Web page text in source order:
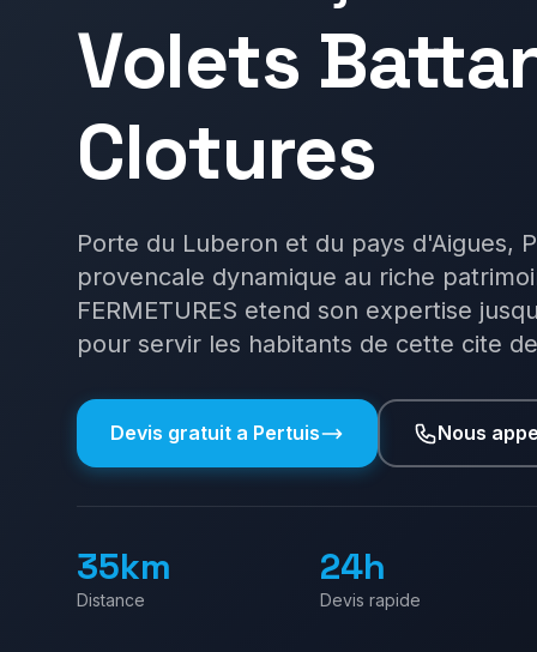
Volets
Clotures
Porte du Luberon et du pays d'Aigues,
provencale dynamique au riche
FERMETURES etend son expertise
pour servir les habitants de cette cite
Devis gratuit a Pertuis Nous
35km
Distance
24h
Devis rapide